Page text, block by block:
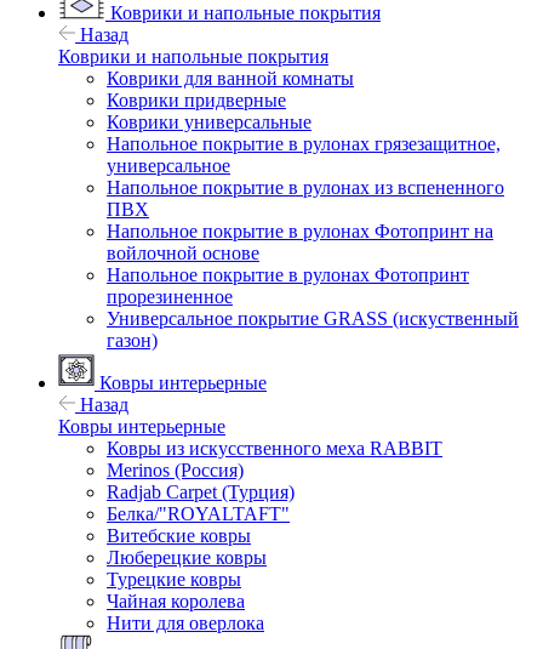
Коврики и напольные покрытия
Назад
Коврики и напольные покрытия
Коврики для ванной комнаты
Коврики придверные
Коврики универсальные
Напольное покрытие в рулонах грязезащитное,
универсальное
Напольное покрытие в рулонах из вспененного
ПВХ
Напольное покрытие в рулонах Фотопринт на
войлочной основе
Напольное покрытие в рулонах Фотопринт
прорезиненное
Универсальное покрытие GRASS (искуственный
газон)
Ковры интерьерные
Назад
Ковры интерьерные
Ковры из искусственного меха RABBIT
Merinos (Россия)
Radjab Carpet (Турция)
Белка/"ROYALTAFT"
Витебские ковры
Люберецкие ковры
Турецкие ковры
Чайная королева
Нити для оверлока